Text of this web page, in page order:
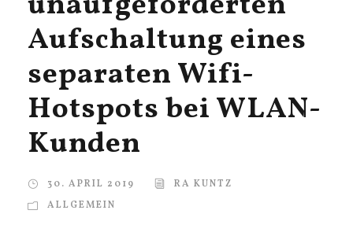
Aufschaltung eines
separaten Wifi-
Hotspots bei WLAN-
Kunden
30. APRIL 2019
RA KUNTZ
ALLGEMEIN